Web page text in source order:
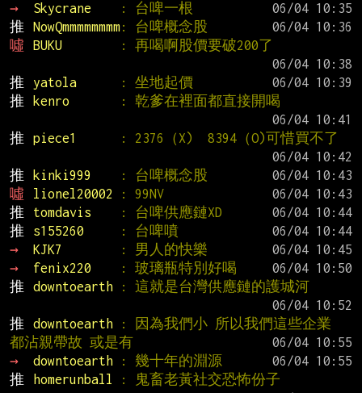
→ Skycrane : 台啤一根
推
NowQmmmmmmmm: 台啤概念股
噓
BUKU
: 再喝啊股價要破200了
推
yatola : 坐地起價
推
kenro
: 乾爹在裡面都直接開喝
推
piece1
: 2376（X)  8394（O)可惜買不了
推
kinki999 : 台啤概念股
噓
lionel20002 : 99NV
推
tomdavis : 台啤供應鏈XD
推
s155260 : 台啤噴
→
KJK7 : 男人的快樂
→
fenix220 : 玻璃瓶特別好喝
推
downtoearth
: 這就是台灣供應鏈的護城河
推
downtoearth
: 因為我們小 所以我們這些企業
都沾親帶故 或是有
→
downtoearth : 幾十年的淵源
推
homerunball
: 鬼畜老黃社交恐怖份子